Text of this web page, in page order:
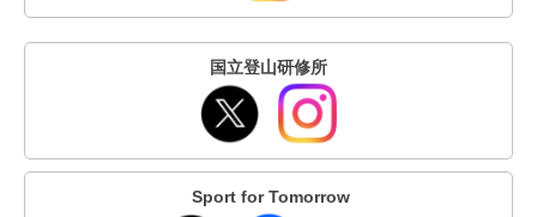
国立登山研修所
Sport for Tomorrow